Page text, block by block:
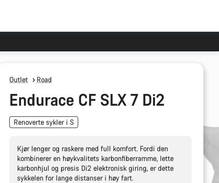
Outlet Road
Endurace CF SLX 7 Di2
Renoverte sykler i S
Kjør lenger og raskere med full komfort. Fordi den
kombinerer en høykvalitets karbonfiberramme, lette
karbonhjul og presis Di2 elektronisk giring, er dette
sykkelen for lange distanser i høy fart.